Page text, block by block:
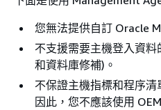
您無法提供自訂 Oracle
不支援需要主機登入資
和資料庫修補)。
不保證主機指標和程序清
因此，您不應該使用